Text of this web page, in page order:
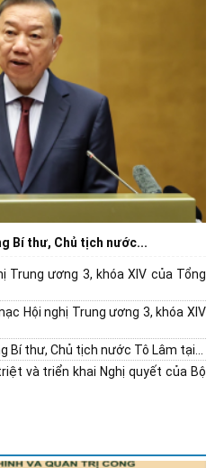
Bí thư, Chủ tịch nước...
Trung ương 3, khóa XIV của Tổng
Hội nghị Trung ương 3, khóa XIV
Bí thư, Chủ tịch nước Tô Lâm tại...
và triển khai Nghị quyết của Bộ